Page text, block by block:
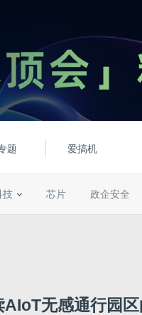
题 爱搞机
技 芯片 政企安全
无感通行园